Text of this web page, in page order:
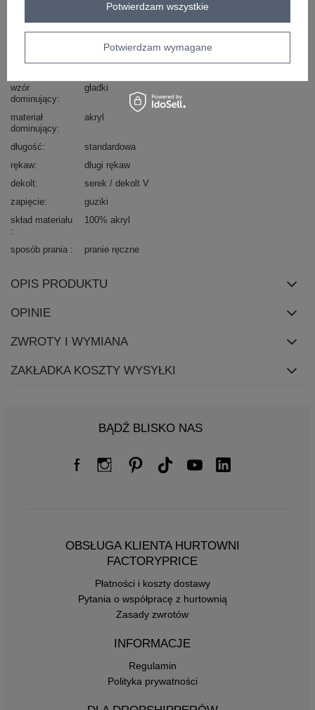
Marka
RUE PARIS
casual
wzór
dominujący
gładki
materiał
dominujący
akryl
długość
standardowa
rękaw
długi rękaw
dekolt
serek / dekolt V
zapięcie
guziki
skład materiału
100% akryl
sposób prania pranie ręczne
OPIS PRODUKTU
OPINIE
ZWROTY I WYMIANA
ZAKŁADKA KOSZTY WYSYŁKI
BĄDŹ BLISKO NAS
OBSŁUGA KLIENTA HURTOWNI
FACTORYPRICE
Płatności i koszty dostawy
Pytania o współpracę z hurtownią
Zasady zwrotów
INFORMACJE
Regulamin
Polityka prywatności
Potwierdzam wymagane
Potwierdzam wszystkie